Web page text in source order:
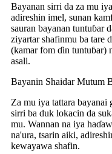
Bayanan sirri da za mu
adireshin imel, sunan
sauran bayanan tuntuɓar
ziyartar shafinmu ba tare
(kamar fom ɗin tuntuɓar)
asali.
Bayanin Shaidar Mutum
Za mu iya tattara bayanai
sirri ba duk lokacin da
mu. Wannan na iya
na'ura, tsarin aiki,
kewayawa shafin.